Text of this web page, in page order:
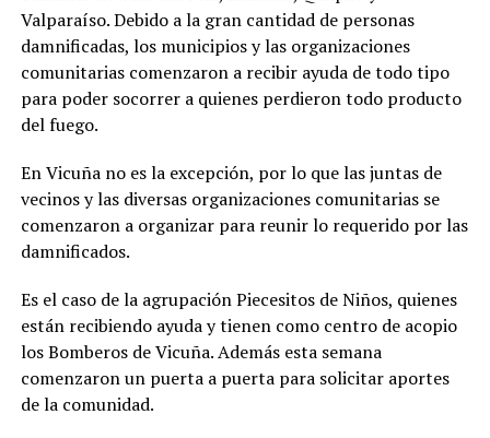
Valparaíso. Debido a la gran cantidad de personas
damnificadas, los municipios y las organizaciones
comunitarias comenzaron a recibir ayuda de todo tipo
para poder socorrer a quienes perdieron todo producto
del fuego.
En Vicuña no es la excepción, por lo que las juntas de
vecinos y las diversas organizaciones comunitarias se
comenzaron a organizar para reunir lo requerido por las
damnificados.
Es el caso de la agrupación Piecesitos de Niños, quienes
están recibiendo ayuda y tienen como centro de acopio
los Bomberos de Vicuña. Además esta semana
comenzaron un puerta a puerta para solicitar aportes
de la comunidad.